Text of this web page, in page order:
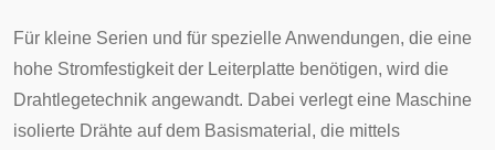
Für kleine Serien und für spezielle Anwendungen, die eine
hohe Stromfestigkeit der Leiterplatte benötigen, wird die
Drahtlegetechnik angewandt. Dabei verlegt eine Maschine
isolierte Drähte auf dem Basismaterial, die mittels